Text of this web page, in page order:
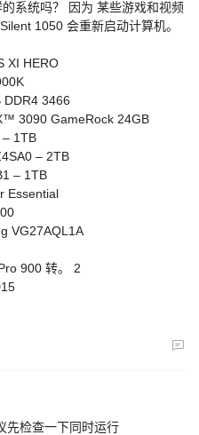
系统吗？ 因为 某些游戏和视频
1050 会重新启动计算机。
XI HERO
DDR4 3466
3090 GameRock 24GB
– 1TB
– 2TB
– 1TB
Essential
VG27AQL1A
900 转。 2
先检查一下同时运行